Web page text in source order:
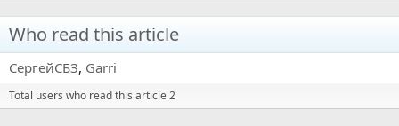
Who read this article
СергейСБЗ Garri
Total users who read this article 2